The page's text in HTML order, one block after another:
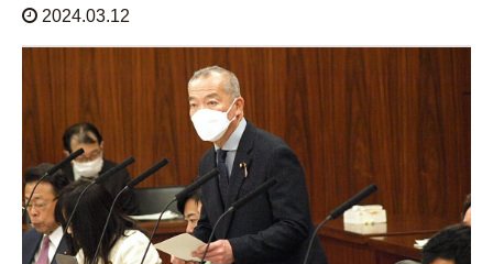
2024.03.12